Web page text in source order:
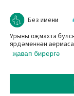
Без имени
Урыны оҗмахта
ярдәменнән
җавап бирергә